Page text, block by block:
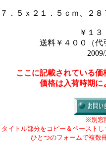
．５ｘ２１．５ｃｍ、２
￥１３
送料￥４００（代
ここに記載されている
価格は入荷時期に
※別窓
タイトル部分をコピー＆ペースト
ひとつのフォームで複数